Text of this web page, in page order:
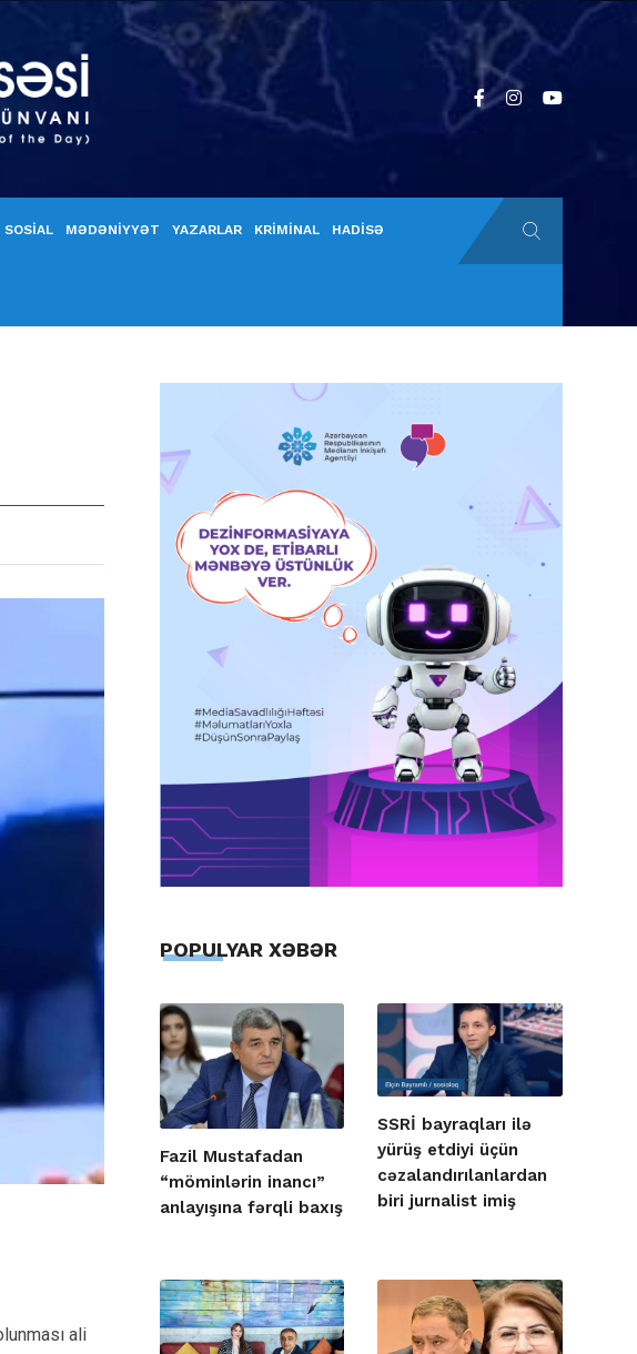
SOSİAL MƏDƏNİYYƏT YAZARLAR KRİMİNAL HADİSƏ
ali
POPULYAR XƏBƏR
Fazil Mustafadan
“möminlərin inancı”
anlayışına fərqli baxış
SSRİ bayraqları ilə
yürüş etdiyi üçün
cəzalandırılanlardan
biri jurnalist imiş